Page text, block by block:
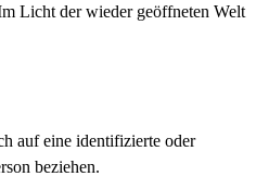
Licht der wieder geöffneten Welt
auf eine identifizierte oder
beziehen.